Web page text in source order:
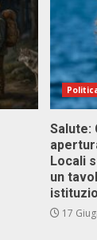
Salute:
Locali
un
17